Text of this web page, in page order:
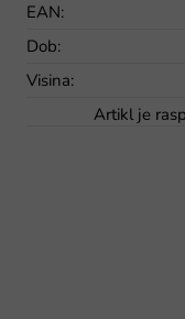
EAN:
Dob:
Visina:
Artikl je